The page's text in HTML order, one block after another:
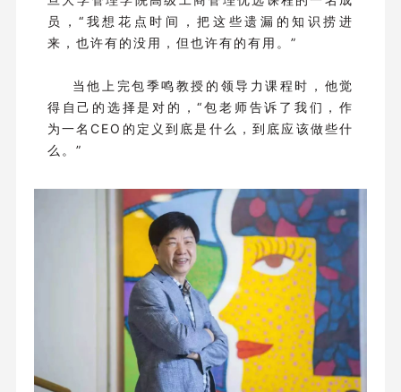
员，“我想花点时间，把这些遗漏的知识捞进
来，也许有的没用，但也许有的有用。”
当他上完包季鸣教授的领导力课程时，他觉
得自己的选择是对的，“包老师告诉了我们，作
为一名CEO的定义到底是什么，到底应该做些什
么。”